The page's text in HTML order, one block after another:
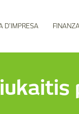
D’IMPRESA